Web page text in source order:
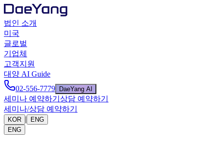
법인 소개
미국
글로벌
기업체
고객지원
대양 AI Guide
02-556-7779
DaeYang AI
세미나 예약하기 상담 예약하기
세미나/상담 예약하기
KOR |
ENG
ENG